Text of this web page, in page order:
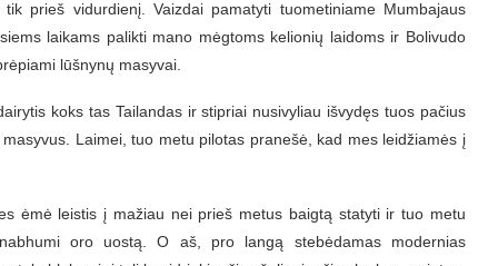
prieš vidurdienį. Vaizdai pamatyti tuometiniame Mumbajaus
laikams palikti mano mėgtoms kelionių laidoms ir Bolivudo
lūšnynų masyvai.
koks tas Tailandas ir stipriai nusivyliau išvydęs tuos pačius
Laimei, tuo metu pilotas pranešė, kad mes leidžiamės į
ėmė leistis į mažiau nei prieš metus baigtą statyti ir tuo metu
oro uostą. O aš, pro langą stebėdamas modernias